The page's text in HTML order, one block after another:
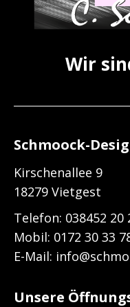
Wir
Schmoock-
Kirschenallee 9
18279 Vietgest
Telefon: 038452 20
Mobil: 0172 30 33
E-Mail:
Unsere